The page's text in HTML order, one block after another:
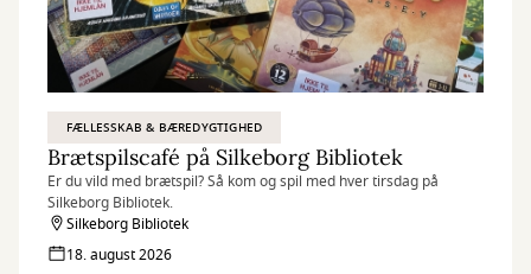
FÆLLESSKAB & BÆREDYGTIGHED
Brætspilscafé på Silkeborg Bibliotek
Er du vild med brætspil? Så kom og spil med hver tirsdag på
Silkeborg Bibliotek.
Silkeborg Bibliotek
18. august 2026